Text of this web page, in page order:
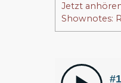
Jetzt
Shownotes: